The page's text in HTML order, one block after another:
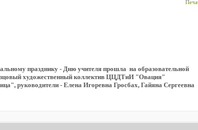
празднику - Дню учителя прошла на образовательной
художественный коллектив ЦЦДТиИ "Овация"
руководители - Елена Игоревна Гросбах, Гайяна Сергеевна